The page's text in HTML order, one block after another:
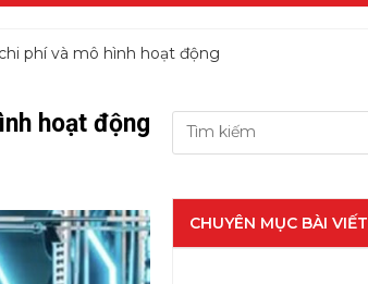
phí và mô hình hoạt động
hoạt động
CHUYÊN MỤC BÀI VIẾT